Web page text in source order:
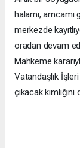
halamı,
merkezde
oradan devam
Mahkeme
Vatandaşlık
çıkacak kimliğini